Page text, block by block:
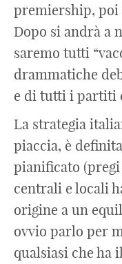
premiership, poi
Dopo si andrà a
saremo tutti
drammatiche
e di tutti i partiti
La strategia
piaccia, è
pianificato
centrali e locali
origine a un
ovvio parlo per
qualsiasi che ha